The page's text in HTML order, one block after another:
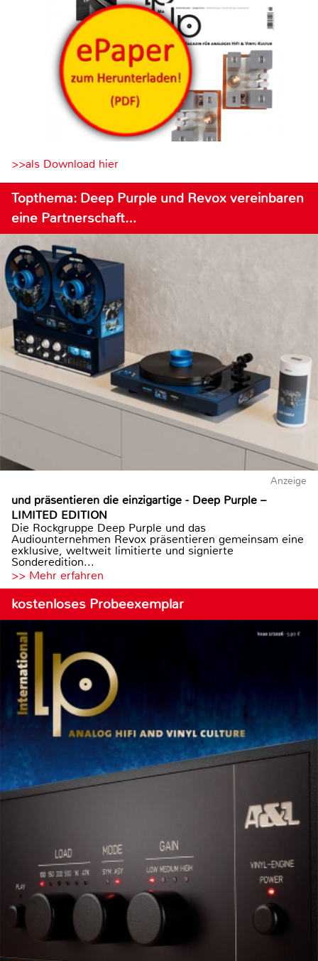
>>als Download hier
Topthema: Deep Purple und Revox vereinbaren
eine Partnerschaft…
Anzeige
und präsentieren die einzigartige - Deep Purple –
LIMITED EDITION
Die Rockgruppe Deep Purple und das
Audiounternehmen Revox präsentieren gemeinsam eine
exklusive, weltweit limitierte und signierte
Sonderedition...
>> Mehr erfahren
kostenloses Probeexemplar